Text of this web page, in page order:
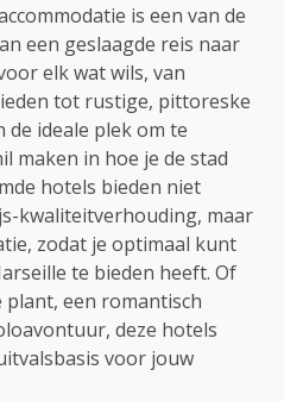
is een van de
een geslaagde reis naar
elk wat wils, van
tot rustige, pittoreske
de ideale plek om te
maken in hoe je de stad
hotels bieden niet
kwaliteitverhouding, maar
zodat je optimaal kunt
te bieden heeft. Of
plant, een romantisch
deze hotels
voor jouw